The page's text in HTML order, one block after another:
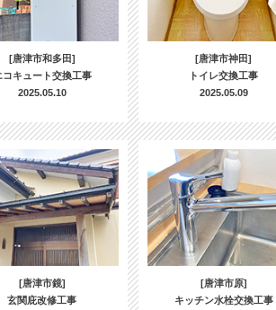
[唐津市和多田]
コキュート交換工事
2025.05.10
[唐津市神田]
トイレ交換工事
2025.05.09
[唐津市鏡]
玄関庇改修工事
[唐津市原]
キッチン水栓交換工事